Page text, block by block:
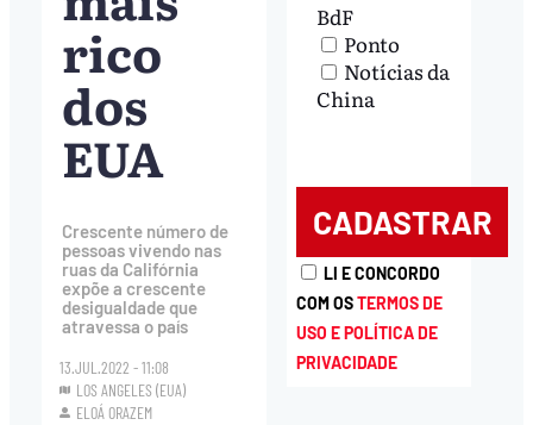
rico
dos
EUA
Crescente número de
pessoas vivendo nas
ruas da Califórnia
expõe a crescente
desigualdade que
atravessa o país
13.JUL.2022 - 11:08
LOS ANGELES (EUA)
ELOÁ ORAZEM
BdF
Ponto
Notícias da
China
LI E CONCORDO
COM OSTERMOS DE
USO E POLÍTICA DE
PRIVACIDADE